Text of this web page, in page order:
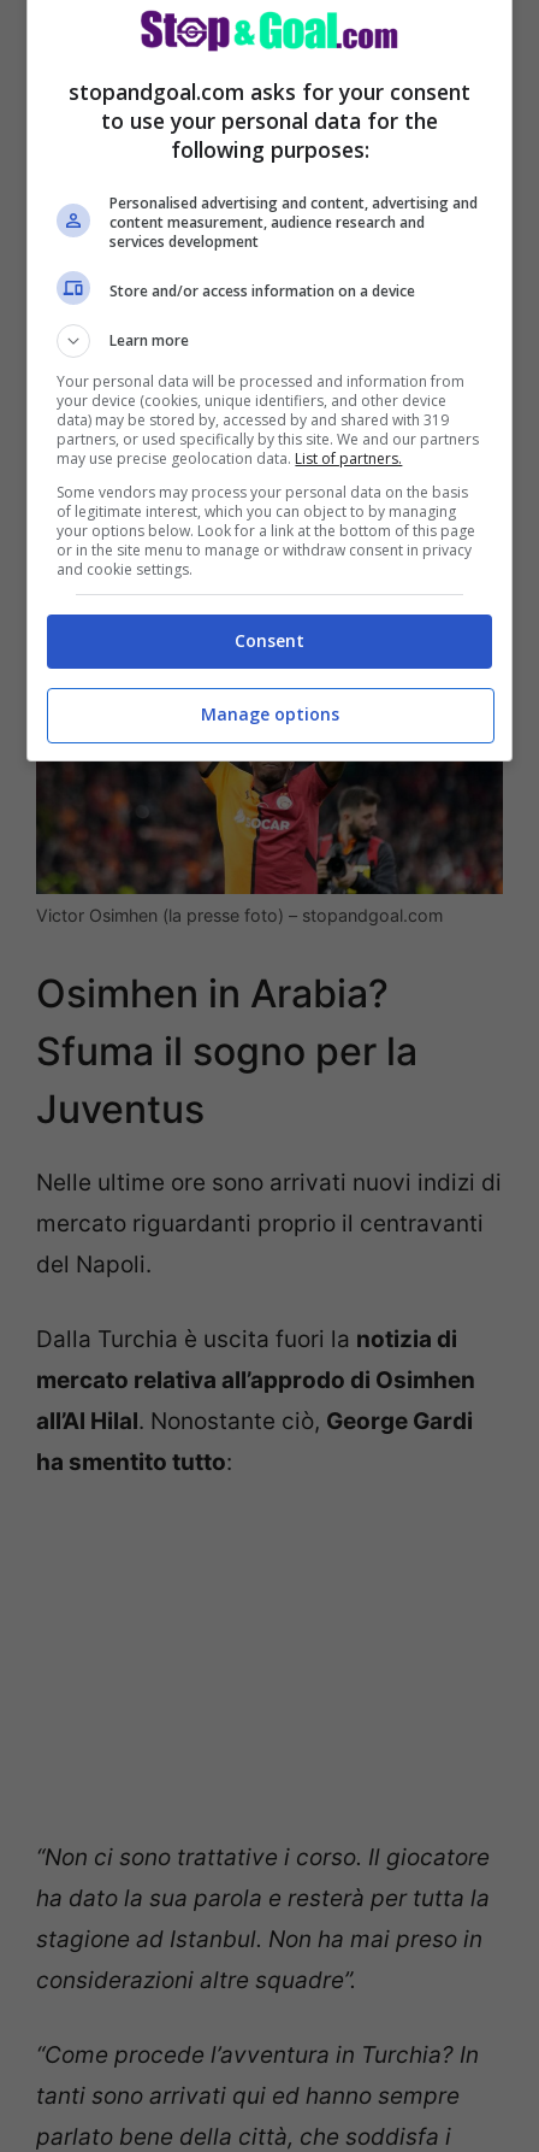
Di questo ne ha parlato anche George
Gardi, noto procuratore ed intermediario di
mercato, che ha lavorato insieme a
Calenda per portare al
Osimhen.
Ecco le parole dell’agente, ai microfoni di
tmw, riguardo il futuro del bomber
nigeriano e delle voci di mercato relative
proprio ad un possibileinteresse da parte
dell’Al Hilal.
Victor Osimhen (la presse foto) – stopandgoal.com
Osimhen in Arabia?
Sfuma il sogno per la
Juventus
Nelle ultime ore sono arrivati nuovi indizi di
mercato riguardanti proprio il centravanti
del Napoli.
Dalla Turchia è uscita fuori la notizia di
mercato relativa all’approdo di Osimhen
all’Al Hilal. Nonostante ciò, George Gardi
ha smentito tutto:
“Non ci sono trattative i corso. Il giocatore
ha dato la sua parola e resterà per tutta la
stagione ad Istanbul. Non ha mai preso in
considerazioni altre squadre”.
“Come procede l’avventura in Turchia? In
tanti sono arrivati qui ed hanno sempre
parlato bene della città, che soddisfa i
stopandgoal.com asks for your consent
to use your personal data for the
following purposes:
Personalised advertising and content, advertising and
content measurement, audience research and
services development
Store and/or access information on a device
Learn more
Your personal data will be processed and information from
your device (cookies, unique identifiers, and other device
data) may be stored by, accessed by and shared with 319
partners, or used specifically by this site. We and our partners
may use precise geolocation data. List of partners.
Some vendors may process your personal data on the basis
of legitimate interest, which you can object to by managing
your options below. Look for a link at the bottom of this page
or in the site menu to manage or withdraw consent in privacy
and cookie settings.
Consent
Manage options